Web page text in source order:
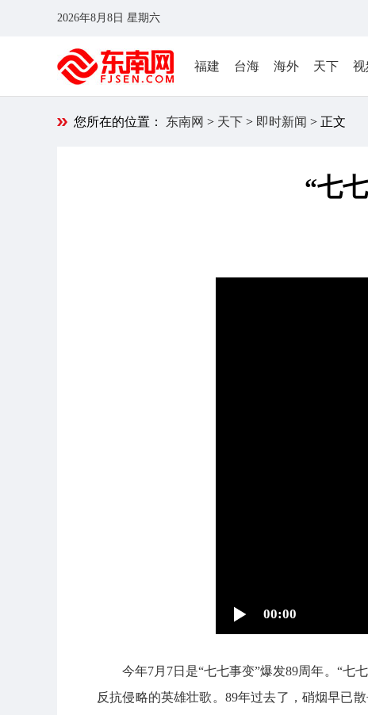
2026年8月8日 星期六
福建 台海 海外 天下 视
您所在的位置： 东南网 > 天下 > 即时新闻 > 正文
“七
00:00
今年7月7日是“七七事变”爆发89周年。“七
反抗侵略的英雄壮歌。89年过去了，硝烟早已